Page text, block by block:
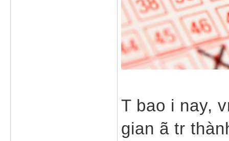
T bao i nay,
gian ã tr